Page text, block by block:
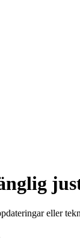
eller